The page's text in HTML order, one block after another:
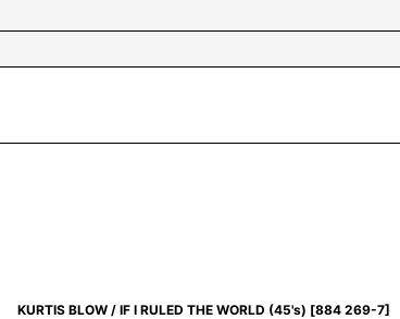
KURTIS BLOW / IF I RULED THE WORLD (45's) [884 269-7]